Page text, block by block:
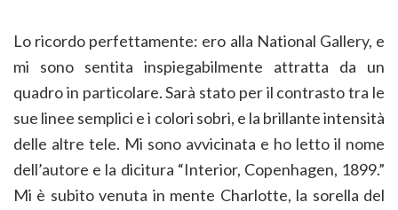
Lo ricordo perfettamente: ero alla National Gallery, e
mi sono sentita inspiegabilmente attratta da un
quadro in particolare. Sarà stato per il contrasto tra le
sue linee semplici e i colori sobri, e la brillante intensità
delle altre tele. Mi sono avvicinata e ho letto il nome
dell’autore e la dicitura “Interior, Copenhagen, 1899.”
Mi è subito venuta in mente Charlotte, la sorella del